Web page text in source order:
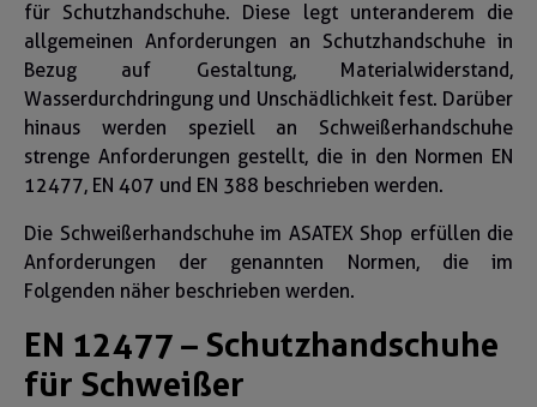
für Schutzhandschuhe. Diese legt unteranderem die
allgemeinen Anforderungen an Schutzhandschuhe in
Bezug auf Gestaltung, Materialwiderstand,
Wasserdurchdringung und Unschädlichkeit fest. Darüber
hinaus werden speziell an Schweißerhandschuhe
strenge Anforderungen gestellt, die in den Normen EN
12477, EN 407 und EN 388 beschrieben werden.
Die Schweißerhandschuhe im ASATEX Shop erfüllen die
Anforderungen der genannten Normen, die im
Folgenden näher beschrieben werden.
EN 12477 – Schutzhandschuhe
für Schweißer